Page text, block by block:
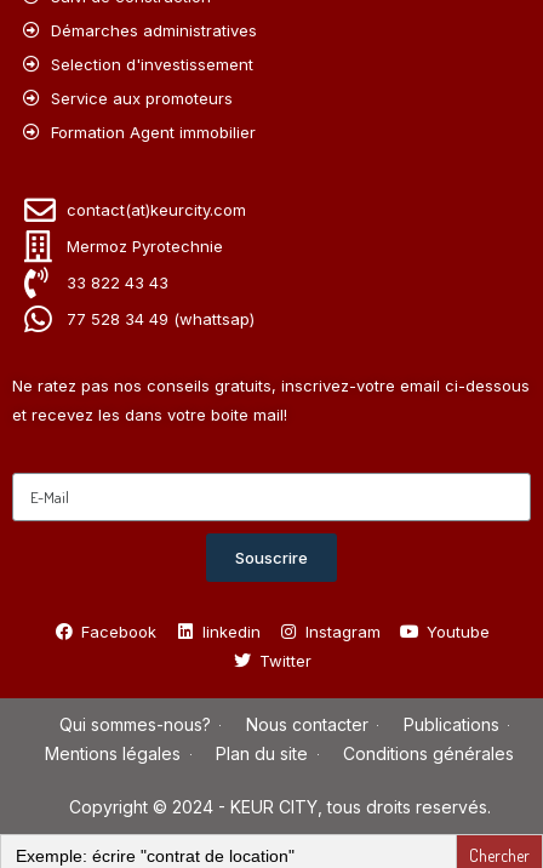
Démarches administratives
Selection d'investissement
Service aux promoteurs
Formation Agent immobilier
contact(at)keurcity.com
Mermoz Pyrotechnie
33 822 43 43
77 528 34 49 (whattsap)
Ne ratez pas nos conseils gratuits, inscrivez-votre email ci-dessous
et recevez les dans votre boite mail!
Souscrire
Facebook linkedin Instagram
Youtube
Twitter
Qui sommes-nous? Nous contacter
Publications
Mentions légales
Plan du site Conditions générales
Copyright © 2024 - KEUR CITY, tous droits reservés.
Search
for: